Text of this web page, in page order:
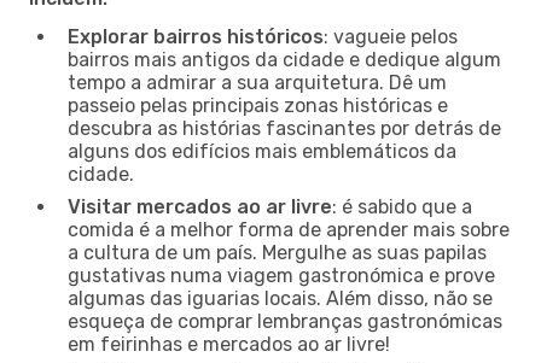
Explorar bairros históricos: vagueie pelos
bairros mais antigos da cidade e dedique algum
tempo a admirar a sua arquitetura. Dê um
passeio pelas principais zonas históricas e
descubra as histórias fascinantes por detrás de
alguns dos edifícios mais emblemáticos da
cidade.
Visitar mercados ao ar livre: é sabido que a
comida é a melhor forma de aprender mais sobre
a cultura de um país. Mergulhe as suas papilas
gustativas numa viagem gastronómica e prove
algumas das iguarias locais. Além disso, não se
esqueça de comprar lembranças gastronómicas
em feirinhas e mercados ao ar livre!